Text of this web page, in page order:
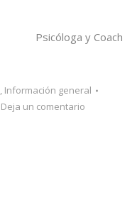
Psicóloga y Coach
, Información general
Deja un comentario